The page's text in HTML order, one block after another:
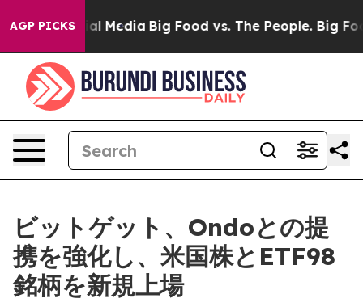
AGP PICKS
Social Media Big Food vs. The People. Big Food’s
ビットゲット、Ondoとの提
携を強化し、米国株とETF98
銘柄を新規上場